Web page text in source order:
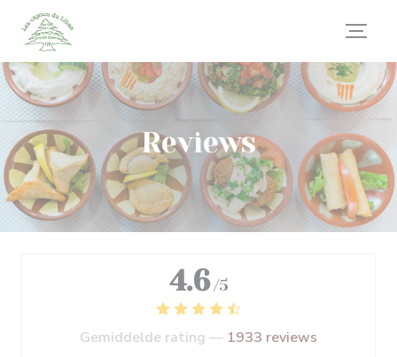
Cookies beheer paneel
Reviews
4.6 /5
Gemiddelde rating — 1933 reviews